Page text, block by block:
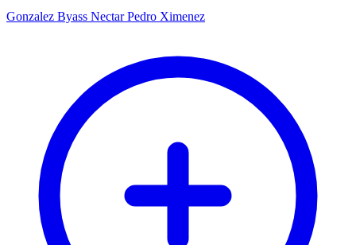
Gonzalez Byass Nectar Pedro Ximenez